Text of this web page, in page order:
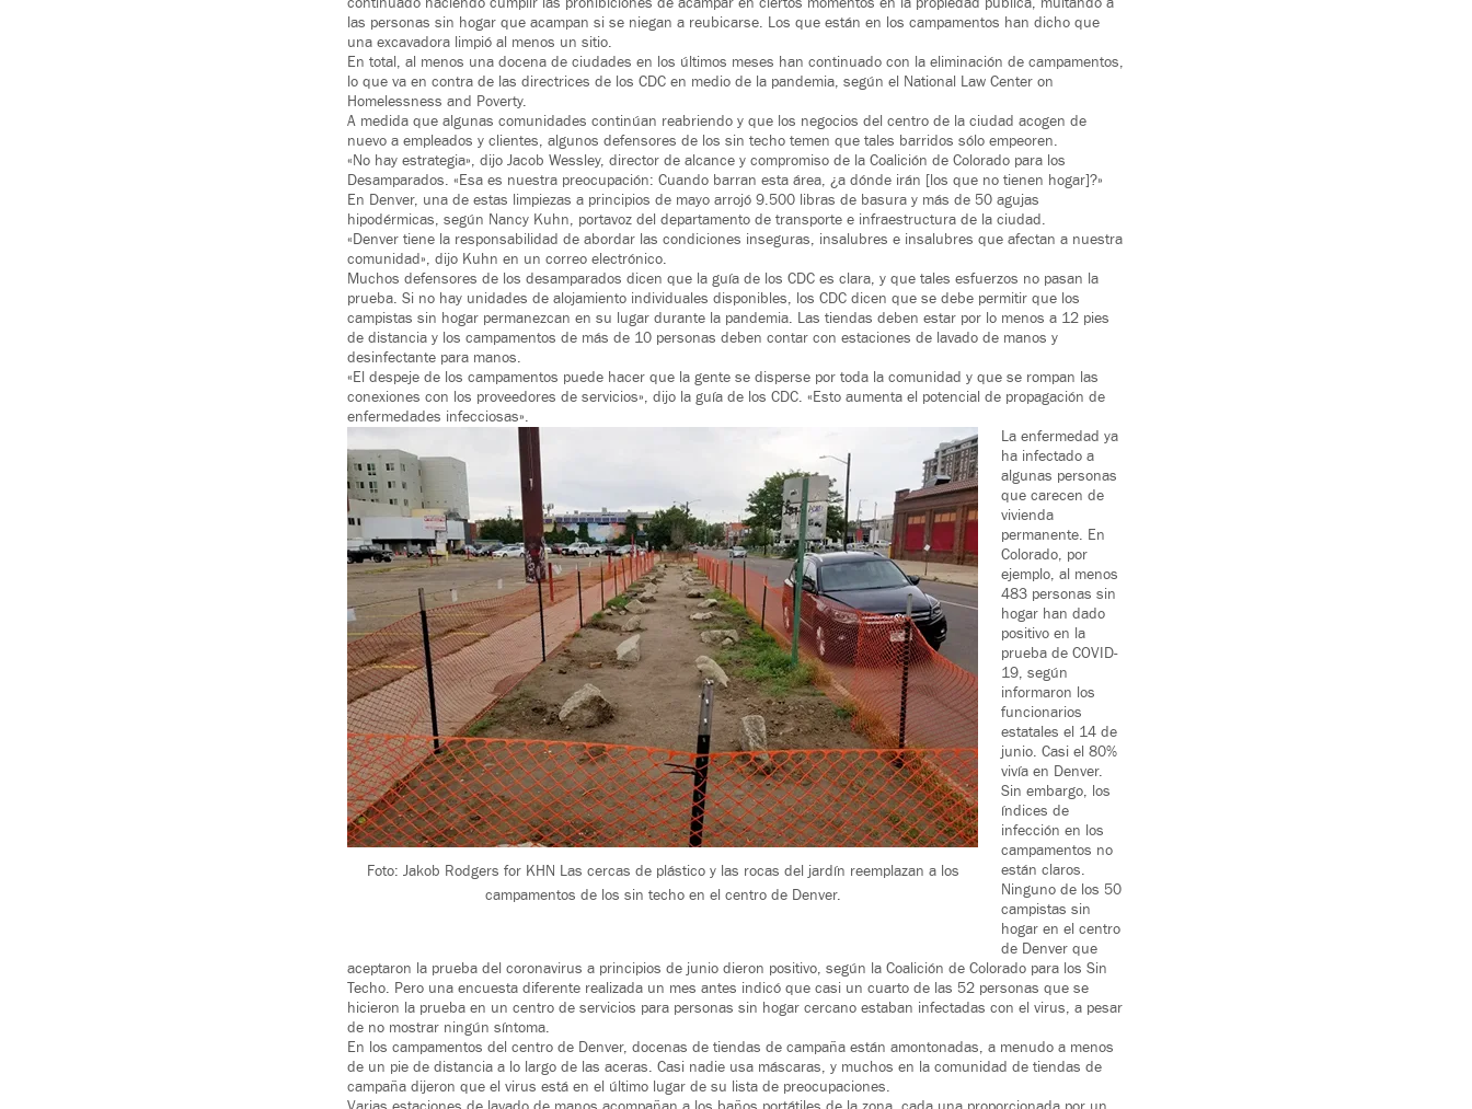
las personas sin hogar que acampan si se niegan a reubicarse. Los que están en los campamentos han dicho que
una excavadora limpió al menos un sitio.
En total, al menos una docena de ciudades en los últimos meses han continuado con la eliminación de campamentos,
lo que va en contra de las directrices de los CDC en medio de la pandemia, según el National Law Center on
Homelessness and Poverty.
A medida que algunas comunidades continúan reabriendo y que los negocios del centro de la ciudad acogen de
nuevo a empleados y clientes, algunos defensores de los sin techo temen que tales barridos sólo empeoren.
«No hay estrategia», dijo Jacob Wessley, director de alcance y compromiso de la Coalición de Colorado para los
Desamparados. «Esa es nuestra preocupación: Cuando barran esta área, ¿a dónde irán [los que no tienen hogar]?»
En Denver, una de estas limpiezas a principios de mayo arrojó 9.500 libras de basura y más de 50 agujas
hipodérmicas, según Nancy Kuhn, portavoz del departamento de transporte e infraestructura de la ciudad.
«Denver tiene la responsabilidad de abordar las condiciones inseguras, insalubres e insalubres que afectan a nuestra
comunidad», dijo Kuhn en un correo electrónico.
Muchos defensores de los desamparados dicen que la guía de los CDC es clara, y que tales esfuerzos no pasan la
prueba. Si no hay unidades de alojamiento individuales disponibles, los CDC dicen que se debe permitir que los
campistas sin hogar permanezcan en su lugar durante la pandemia. Las tiendas deben estar por lo menos a 12 pies
de distancia y los campamentos de más de 10 personas deben contar con estaciones de lavado de manos y
desinfectante para manos.
«El despeje de los campamentos puede hacer que la gente se disperse por toda la comunidad y que se rompan las
conexiones con los proveedores de servicios», dijo la guía de los CDC. «Esto aumenta el potencial de propagación de
enfermedades infecciosas».
Foto: Jakob Rodgers for KHN Las cercas de plástico y las rocas del jardín reemplazan a los
campamentos de los sin techo en el centro de Denver.
La enfermedad ya
ha infectado a
algunas personas
que carecen de
vivienda
permanente. En
Colorado, por
ejemplo, al menos
483 personas sin
hogar han dado
positivo en la
prueba de COVID-
19, según
informaron los
funcionarios
estatales el 14 de
junio. Casi el 80%
vivía en Denver.
Sin embargo, los
índices de
infección en los
campamentos no
están claros.
Ninguno de los 50
campistas sin
hogar en el centro
de Denver que
aceptaron la prueba del coronavirus a principios de junio dieron positivo, según la Coalición de Colorado para los Sin
Techo. Pero una encuesta diferente realizada un mes antes indicó que casi un cuarto de las 52 personas que se
hicieron la prueba en un centro de servicios para personas sin hogar cercano estaban infectadas con el virus, a pesar
de no mostrar ningún síntoma.
En los campamentos del centro de Denver, docenas de tiendas de campaña están amontonadas, a menudo a menos
de un pie de distancia a lo largo de las aceras. Casi nadie usa máscaras, y muchos en la comunidad de tiendas de
campaña dijeron que el virus está en el último lugar de su lista de preocupaciones.